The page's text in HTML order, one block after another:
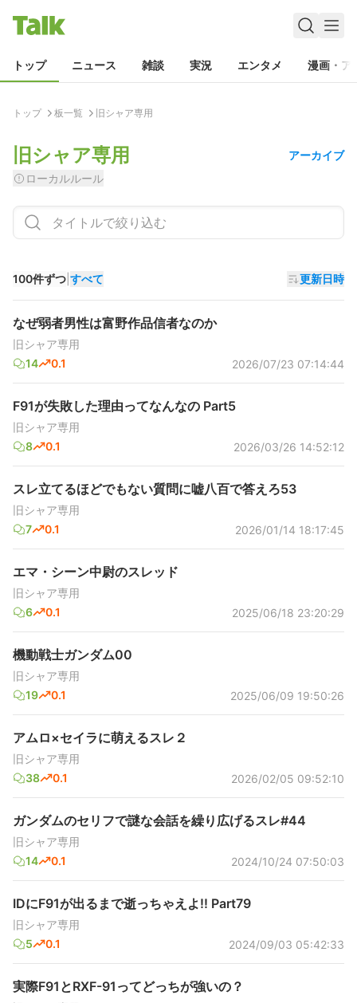
トップ ニュース 雑談 実況 エンタメ 漫画・ア
トップ 板一覧 旧シャア専用
旧シャア専用
アーカイブ
ローカルルール
100件ずつ すべて 更新日時
なぜ弱者男性は富野作品信者なのか
旧シャア専用
14
0.1 2026/07/23 07:14:44
F91が失敗した理由ってなんなの Part5
旧シャア専用
8
0.1 2026/03/26 14:52:12
スレ立てるほどでもない質問に嘘八百で答えろ53
旧シャア専用
7
0.1 2026/01/14 18:17:45
エマ・シーン中尉のスレッド
旧シャア専用
6
0.1 2025/06/18 23:20:29
機動戦士ガンダム00
旧シャア専用
19
0.1 2025/06/09 19:50:26
アムロ×セイラに萌えるスレ２
旧シャア専用
38
0.1 2026/02/05 09:52:10
ガンダムのセリフで謎な会話を繰り広げるスレ#44
旧シャア専用
14
0.1 2024/10/24 07:50:03
IDにF91が出るまで逝っちゃえよ!! Part79
旧シャア専用
5
0.1 2024/09/03 05:42:33
実際F91とRXF-91ってどっちが強いの？